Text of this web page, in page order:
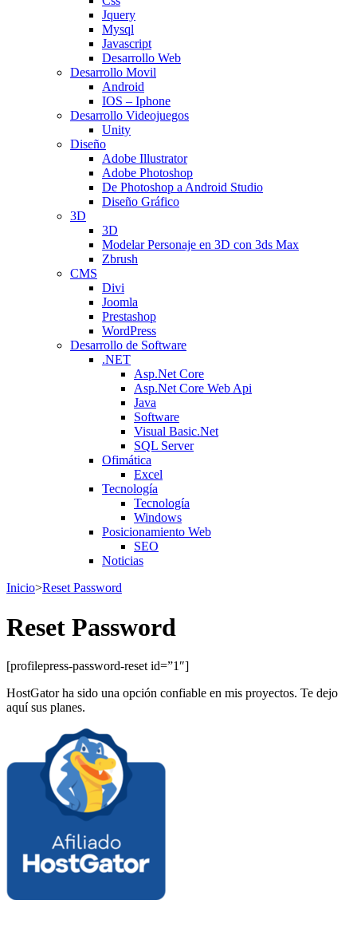
Jquery
Mysql
Javascript
Desarrollo Web
Desarrollo Movil
Android
IOS – Iphone
Desarrollo Videojuegos
Unity
Diseño
Adobe Illustrator
Adobe Photoshop
De Photoshop a Android Studio
Diseño Gráfico
3D
3D
Modelar Personaje en 3D con 3ds Max
Zbrush
CMS
Divi
Joomla
Prestashop
WordPress
Desarrollo de Software
.NET
Asp.Net Core
Asp.Net Core Web Api
Java
Software
Visual Basic.Net
SQL Server
Ofimática
Excel
Tecnología
Tecnología
Windows
Posicionamiento Web
SEO
Noticias
Inicio>Reset Password
Reset Password
[profilepress-password-reset id=”1″]
HostGator ha sido una opción confiable en mis proyectos. Te dejo
aquí sus planes.